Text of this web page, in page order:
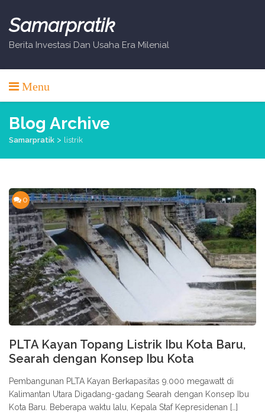
content
Samarpratik
Berita Investasi Dan Usaha Era Milenial
Menu
Blog Archive
Samarpratik > listrik
0
PLTA Kayan Topang Listrik Ibu Kota Baru,
Searah dengan Konsep Ibu Kota
Pembangunan PLTA Kayan Berkapasitas 9.000 megawatt di
Kalimantan Utara Digadang-gadang Searah dengan Konsep Ibu
Kota Baru. Beberapa waktu lalu, Kepala Staf Kepresidenan […]